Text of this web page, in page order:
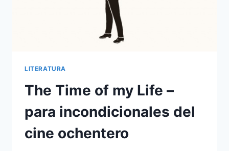
LITERATURA
The Time of my Life –
para incondicionales del
cine ochentero